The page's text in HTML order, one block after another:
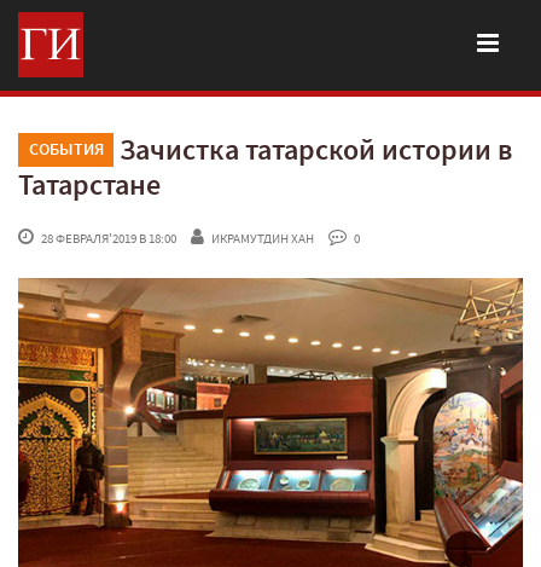
СОБЫТИЯ
Зачистка татарской истории в
Татарстане
28 ФЕВРАЛЯ'2019 В 18:00 ИКРАМУТДИН ХАН 0